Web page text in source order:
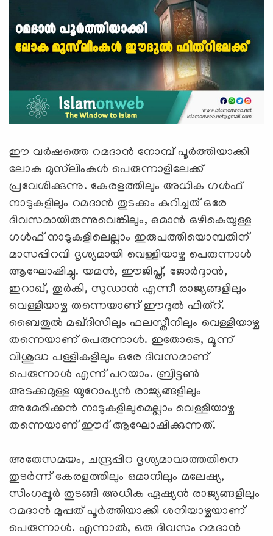
ഈ വര്‍ഷത്തെ റമദാന്‍ നോമ്പ് പൂര്‍ത്തിയാക്കി
ലോക മുസ്‍ലിംകള്‍ പെരുന്നാളിലേക്ക്
പ്രവേശിക്കുന്നു. കേരളത്തിലും അധിക ഗള്‍ഫ്
നാടുകളിലും റമദാന്‍ തുടക്കം കുറിച്ചത് ഒരേ
ദിവസമായിരുന്നുവെങ്കിലും, ഒമാന്‍ ഒഴികെയുള്ള
ഗള്‍ഫ് നാടുകളിലെല്ലാം ഇരുപത്തിയൊമ്പതിന്
മാസപ്പിറവി ദൃശ്യമായി വെള്ളിയാഴ്ച പെരുന്നാള്‍
ആഘോഷിച്ചു. യമന്‍, ഈജിപ്ത്, ജോര്‍ദ്ദാന്‍,
ഇറാഖ്, തുര്‍കി, സുഡാന്‍ എന്നീ രാജ്യങ്ങളിലും
വെള്ളിയാഴ്ച തന്നെയാണ് ഈദുല്‍ ഫിത്റ്.
ബൈതുല്‍ മഖ്ദിസിലും ഫലസ്തീനിലും വെള്ളിയാഴ്ച
തന്നെയാണ് പെരുന്നാള്‍. ഇതോടെ, മൂന്ന്
വിശുദ്ധ പള്ളികളിലും ഒരേ ദിവസമാണ്
പെരുന്നാള്‍ എന്ന് പറയാം. ബ്രിട്ടണ്‍
അടക്കമുള്ള യൂറോപ്യന്‍ രാജ്യങ്ങളിലും
അമേരിക്കന്‍ നാടുകളിലുമെല്ലാം വെള്ളിയാഴ്ച
തന്നെയാണ് ഈദ് ആഘോഷിക്കുന്നത്.
അതേസമയം, ചന്ദ്രപ്പിറ ദൃശ്യമാവാത്തതിനെ
തുടര്‍ന്ന് കേരളത്തിലും ഒമാനിലും മലേഷ്യ,
സിംഗപ്പൂര്‍ തുടങ്ങി അധിക ഏഷ്യന്‍ രാജ്യങ്ങളിലും
റമദാന്‍ മുപ്പത് പൂര്‍ത്തിയാക്കി ശനിയാഴ്ചയാണ്
പെരുന്നാള്‍. എന്നാല്‍, ഒരു ദിവസം റമദാന്‍